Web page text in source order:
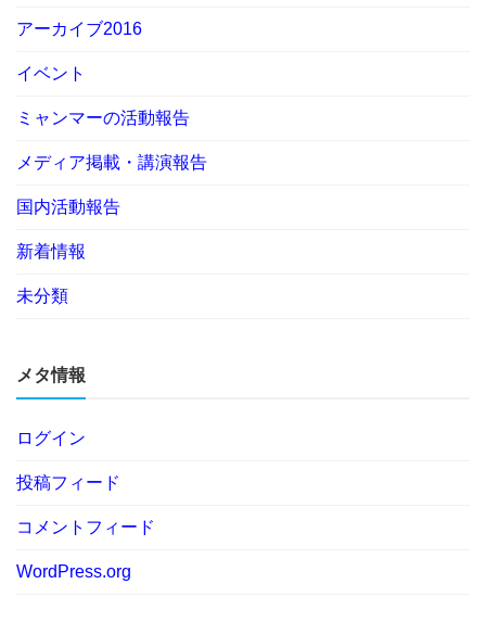
アーカイブ2016
イベント
ミャンマーの活動報告
メディア掲載・講演報告
国内活動報告
新着情報
未分類
メタ情報
ログイン
投稿フィード
コメントフィード
WordPress.org